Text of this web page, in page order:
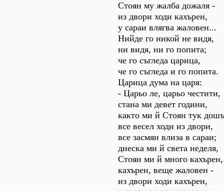
Стоян му жалба дожаля -
из двори ходи кахърен,
у сараи влягва жаловен...
Нийде го никой не видя,
ни видя, ни го попита;
че го съгледа царица,
че го съгледа и го попита.
Царица дума на царя:
- Царьо ле, царьо честити,
стана ми девет години,
както ми й Стоян тук
все весел ходи из двори,
все засмян влиза в сараи;
днеска ми й света неделя,
Стоян ми й много кахърен,
кахърен, веще жаловен -
из двори ходи кахърен,